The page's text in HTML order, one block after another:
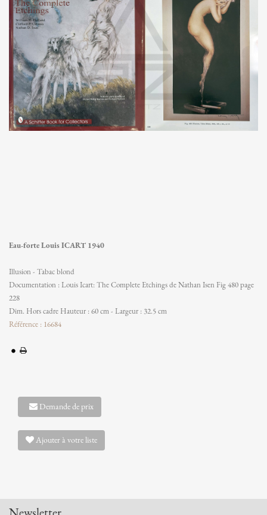
Eau-forte Louis ICART 1940
Illusion - Tabac blond
Documentation : Louis Icart: The Complete Etchings de Nathan Isen Fig 480 page
228
Dim. Hors cadre Hauteur : 60 cm - Largeur : 32.5 cm
Référence : 16684
Demande de prix
Ajouter à votre liste